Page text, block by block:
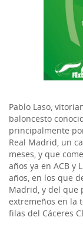
Pablo Laso,
baloncesto
principalmente
Real Madrid, un
meses, y que
años ya en ACB y
años, en los que
Madrid, y del que
extremeños en la
filas del Cáceres